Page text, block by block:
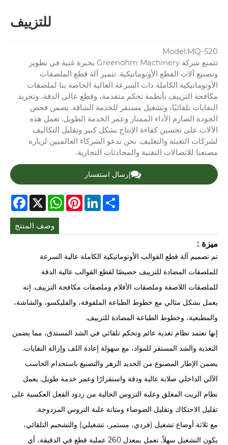
للتزييف
Model:MQ-520
تتمتع شركة Greenohm Machinery بخبرة غنية في تطوير
وتصنيع آلات القطع الأوتوماتيكية. تتميز آلة قطع الملصقات
الأوتوماتيكية الكاملة ذات السرعة العالية الخاصة بنا لملصقات
مكافحة التزييف بأنظمة تحكم متقدمة، وقطع عالي الدقة، وتجريد
النفايات تلقائيًا، وتشغيل مستقر للخدمة الشاقة. يضمن فحص
الجودة الصارم الأداء الممتاز وعمر الخدمة الطويل. تعمل هذه
الآلات على تحسين كفاءة الإنتاج بشكل كبير وتقليل التكاليف
لشركات التعبئة والتغليف. نحن ندعو الشركاء العالميين لزيارة
مصنعنا للاتصالات التقنية والمحادثات التجارية.
إرسال استفسار
X
WhatsAppPinterestLinkedInShare
وصف المنتج
ميزة :
تم تصميم آلة قطع القوالب الأوتوماتيكية الكاملة عالية السرعة
للملصقات المضادة للتزييف خصيصًا لقطع القوالب عالية الدقة
للملصقات اللاصقة وملصقات الأفلام وملصقات مكافحة التزييف. إنه
يعمل بشكل مثالي مع خطوط الطباعة الملفوفة، والفليكسو، والشاشة،
والمطبعية، وخطوط الطباعة المضادة للتزييف.
إنها تعتمد نظام تغذية عائم وتحكم تلقائي في الشد المستدق، مما يضمن
التغذية والشد المستقر للمواد، مع سهولة إعادة اللف وإزالة النفايات.
يضمن الإطار المصنوع من الحديد الزهر والتصنيع باستخدام الحاسب
الآلي الداخلي صلابة عالية ودقة واستقرارًا وعمر خدمة طويل. يعمل
نظام الزيت المغلق وعلبة التروس الخالية من ردود الفعل العكسية على
تقليل الاحتكاك وتقليل الضوضاء ومتانة علبة التروس المزدوجة.
مع ثلاثة أوضاع تشغيل (فردي، مستمر، تشغيلي) والتشحيم التلقائي،
يكون التشغيل سهلاً. تعمل بمعدل 260 عملية قطع في الدقيقة، أي